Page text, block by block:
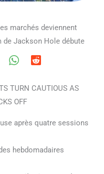
marchés deviennent
de Jackson Hole débute
TURN CAUTIOUS AS
OFF
après quatre sessions
hebdomadaires